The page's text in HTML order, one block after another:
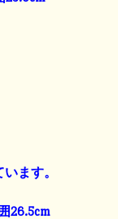
ます。
26.5cm